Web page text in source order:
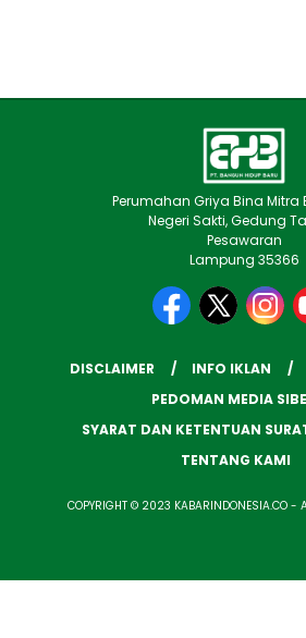
Perumahan Griya Bina Mitra
Negeri Sakti, Gedung
Pesawaran
Lampung 35366
DISCLAIMER INFO IKLAN
PEDOMAN MEDIA
SYARAT DAN KETENTUAN
TENTANG KAMI
COPYRIGHT © 2023 KABARINDONESIA.CO -